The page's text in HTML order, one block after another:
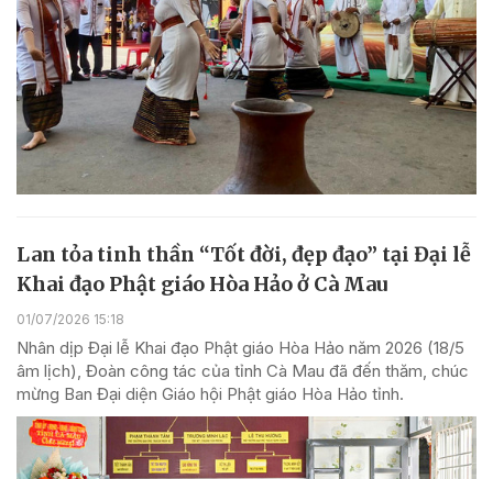
Lan tỏa tinh thần “Tốt đời, đẹp đạo” tại Đại lễ
Khai đạo Phật giáo Hòa Hảo ở Cà Mau
01/07/2026 15:18
Nhân dịp Đại lễ Khai đạo Phật giáo Hòa Hảo năm 2026 (18/5
âm lịch), Đoàn công tác của tỉnh Cà Mau đã đến thăm, chúc
mừng Ban Đại diện Giáo hội Phật giáo Hòa Hảo tỉnh.